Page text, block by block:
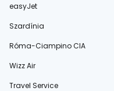
easyJet
Szardínia
Róma-Ciampino CIA
Wizz Air
Travel Service